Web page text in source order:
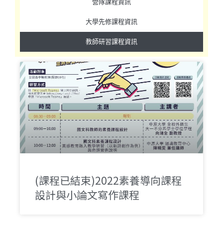
營隊課程資訊
大學先修課程資訊
教師研習課程資訊
(課程已結束)2022素養導向課程
設計與小論文寫作課程